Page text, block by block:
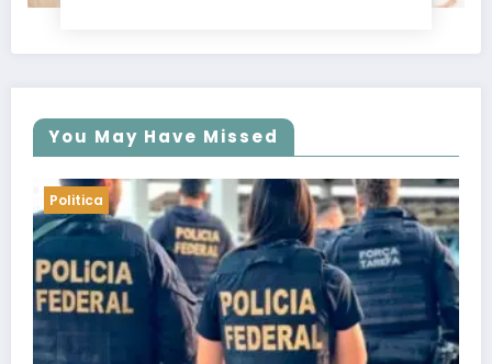
You May Have Missed
Politica